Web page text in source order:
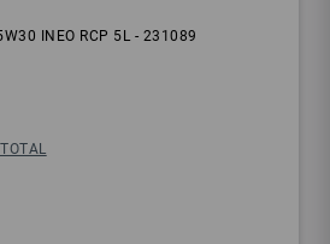
INEO RCP 5L - 231089